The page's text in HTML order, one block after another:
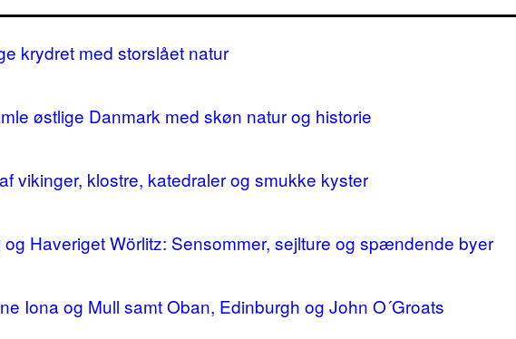
krydret med storslået natur
østlige Danmark med skøn natur og historie
vikinger, klostre, katedraler og smukke kyster
Haveriget Wörlitz: Sensommer, sejlture og spændende byer
Iona og Mull samt Oban, Edinburgh og John O´Groats